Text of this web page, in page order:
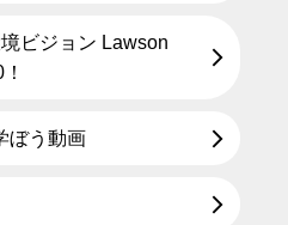
ビジョン Lawson
ぼう動画